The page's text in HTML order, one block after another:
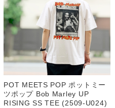
POT MEETS POP ポットミー
ツポップ Bob Marley UP
RISING SS TEE (2509-U024)